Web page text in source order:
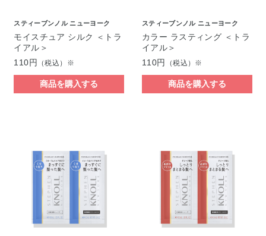
スティーブンノル ニューヨーク
モイスチュア シルク ＜トラ
イアル＞
110円
（税込）※
商品を購入する
スティーブンノル ニューヨーク
カラー ラスティング ＜トラ
イアル＞
110円
（税込）※
商品を購入する